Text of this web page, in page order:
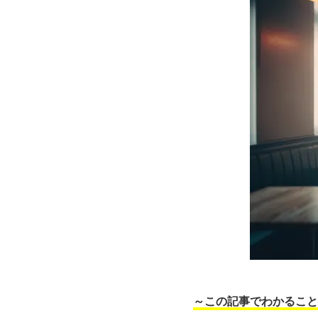
～この記事でわかるこ